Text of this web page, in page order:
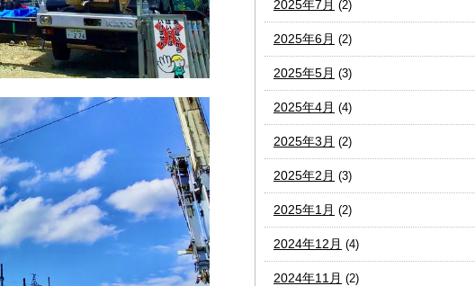
2025年7月 (2)
2025年6月 (2)
2025年5月 (3)
2025年4月 (4)
2025年3月 (2)
2025年2月 (3)
2025年1月 (2)
2024年12月 (4)
2024年11月 (2)